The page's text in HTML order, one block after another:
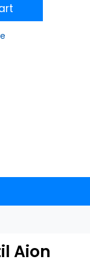
Aion